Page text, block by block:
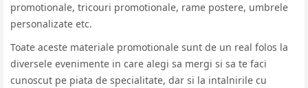
promotionale, tricouri promotionale, rame postere, umbrele
personalizate etc.
Toate aceste materiale promotionale sunt de un real folos la
diversele evenimente in care alegi sa mergi si sa te faci
cunoscut pe piata de specialitate, dar si la intalnirile cu